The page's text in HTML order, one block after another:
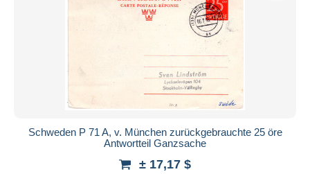
Schweden P 71 A, v. München zurückgebrauchte 25 öre
Antwortteil Ganzsache
± 17,17 $